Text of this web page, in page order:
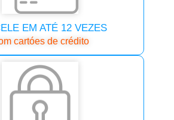
EM ATÉ 12 VEZES
cartóes de crédito